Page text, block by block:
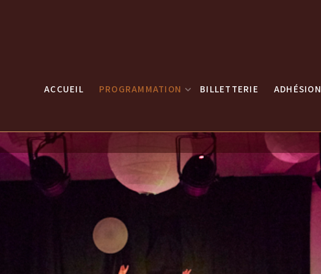
ACCUEIL PROGRAMMATION BILLETTERIE ADHÉSION